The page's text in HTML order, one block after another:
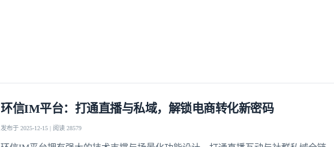
环信IM平台：打通直播与私域，解锁电商转化新密码
发布于 2025-12-15 | 阅读 28579